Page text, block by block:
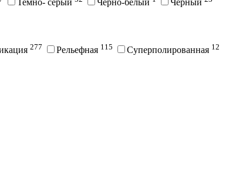
Темно- серый Черно-белый Черный
277 Рельефная 115 Суперполированная 12